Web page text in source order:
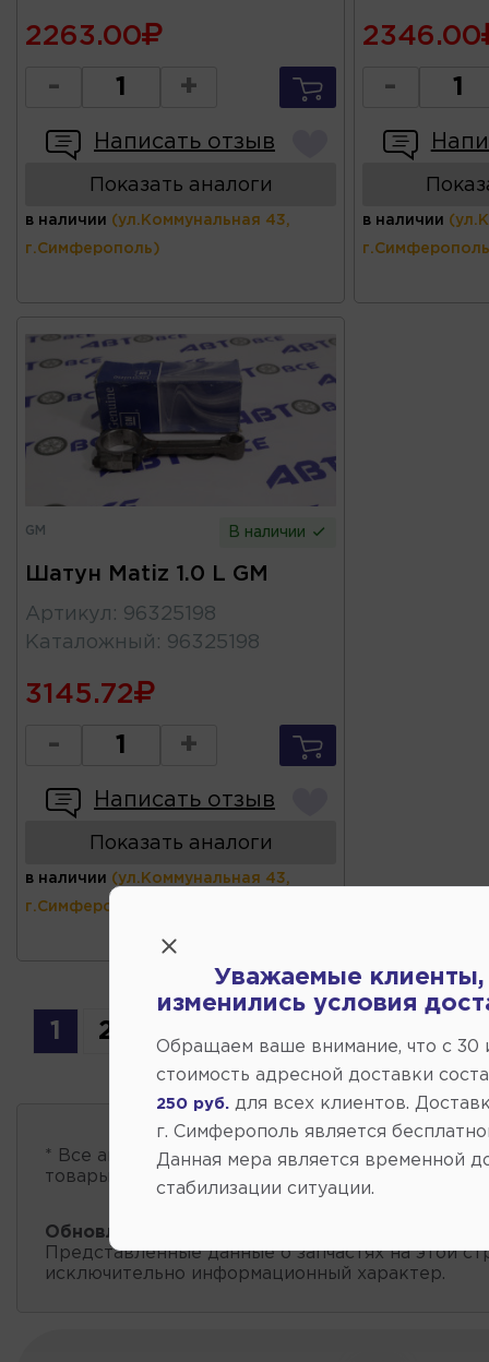
2263.00
- +
Написать отзыв
Показать аналоги
в наличии (ул.Коммунальная 43,
г.Симферополь)
2346.00
-
в наличии
GM В наличии
Шатун Matiz 1.0 L GM
Артикул : 96325198
Каталожный : 96325198
3145.72
- +
Написать отзыв
Показать аналоги
в наличии (ул.Коммунальная 43,
г.Симферополь)
1 2
* Все автозапчасти есть в наличии , обновление
товары проходит несколько раз в сутки.
Обновление остатков и цен:
Представленные данные о запчастях на этой
исключительно информационный характер.
Уважаемые клиенты,
изменились условия
Обращаем ваше внимание, что c 30
стоимость адресной доставки
250 руб.
для всех клиентов.
г. Симферополь является
Данная мера является временной
стабилизации ситуации.